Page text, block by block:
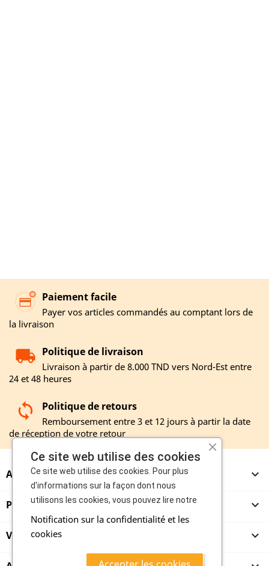
Paiement facile
Payer vos articles commandés au comptant lors de
la livraison
Politique de livraison
Livraison à partir de 8.000 TND vers Nord-Est entre
24 et 48 heures
Politique de retours
Remboursement entre 3 et 12 jours à partir la date
de réception de votre retour
A PROPOS 
PRODUITS 
VENDEURS 
Ce site web utilise des cookies
Ce site web utilise des cookies. Pour plus
d'informations sur la façon dont nous
utilisons les cookies, vous pouvez lire notre
Notification sur la confidentialité et les
cookies